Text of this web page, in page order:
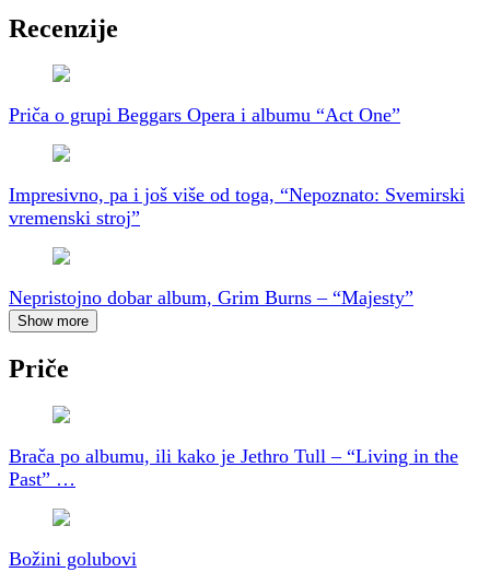
Recenzije
Priča o grupi Beggars Opera i albumu “Act One”
Impresivno, pa i još više od toga, “Nepoznato: Svemirski
vremenski stroj”
Nepristojno dobar album, Grim Burns – “Majesty”
Show more
Priče
Brača po albumu, ili kako je Jethro Tull – “Living in the
Past” …
Božini golubovi